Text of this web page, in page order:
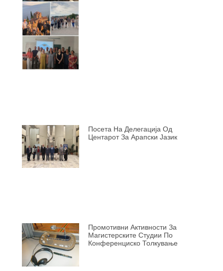
Посета На Делегација Од
Центарот За Арапски Јазик
Промотивни Активности За
Магистерските Студии По
Конференциско Толкување